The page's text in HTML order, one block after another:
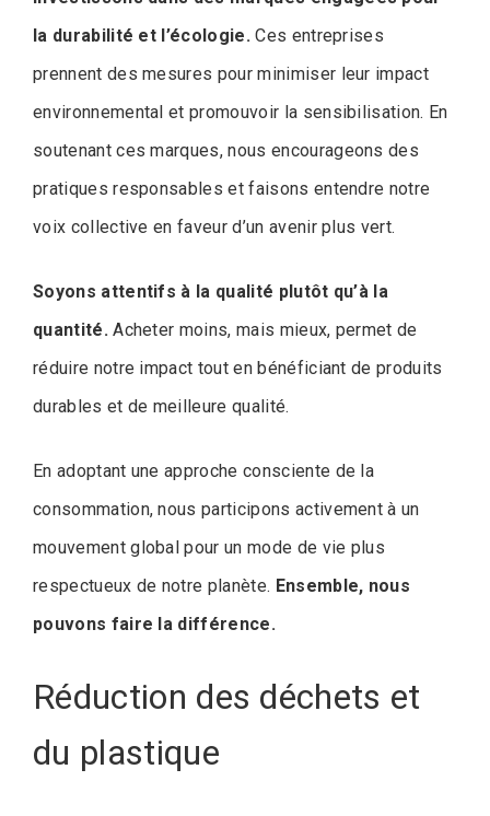
la durabilité et l’écologie.Ces entreprises
prennent des mesures pour minimiser leur impact
environnemental et promouvoir la sensibilisation. En
soutenant ces marques, nous encourageons des
pratiques responsables et faisons entendre notre
voix collective en faveur d’un avenir plus vert.
Soyons attentifs à la qualité plutôt qu’à la
quantité.Acheter moins, mais mieux, permet de
réduire notre impact tout en bénéficiant de produits
durables et de meilleure qualité.
En adoptant une approche consciente de la
consommation, nous participons activement à un
mouvement global pour un mode de vie plus
respectueux de notre planète. Ensemble, nous
pouvons faire la différence.
Réduction des déchets et
du plastique